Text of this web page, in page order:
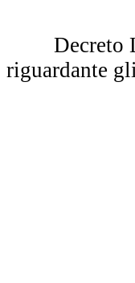
Decreto
riguardante